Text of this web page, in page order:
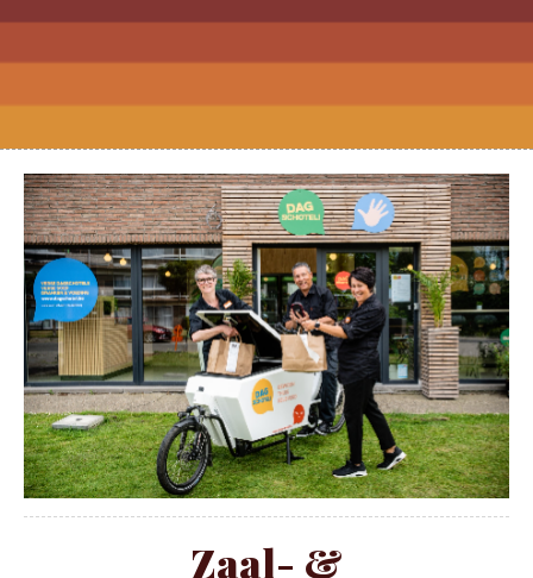
Zaal- &